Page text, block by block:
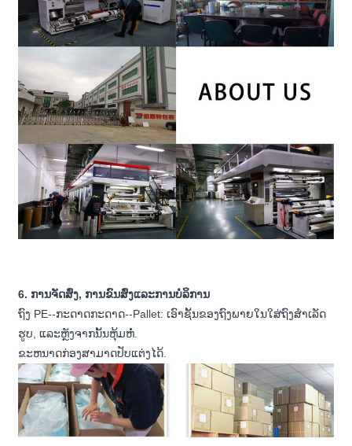
6. ການຈັດສົ່ງ, ການຂົນສົ່ງແລະການບໍລິການ
ຖົງ PE--ກະດາດກະດາດ--Pallet: ເອົາຊັ້ນຂອງຖົງພາຍໃນໃສ່ຖົງສໍາເລັດ
ຮູບ, ແລະຫຼັງຈາກນັ້ນຫຸ້ມຫໍ່.
ຂະຫນາດກ່ອງສາມາດປັບແຕ່ງໄດ້.